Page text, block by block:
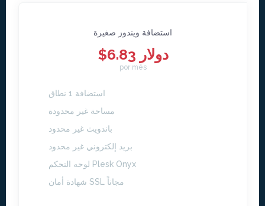
استضافة ويندوز صغيرة
$6.83 دولار
por mês
استضافة 1 نطاق
مساحة غير محدودة
باندويث غير محدود
بريد إلكتروني غير محدود
لوحه التحكم Plesk Onyx
شهادة أمان SSL مجاناً